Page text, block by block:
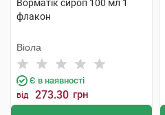
Ворматік сироп 100 мл 1
флакон
Віола
Є в наявності
від 273.30 грн